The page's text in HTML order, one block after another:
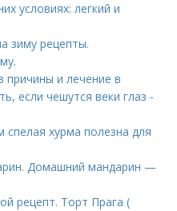
условиях: легкий и
зиму рецепты.
причины и лечение в
если чешутся веки глаз -
хурма полезна для
Домашний мандарин —
рецепт. Торт Прага (